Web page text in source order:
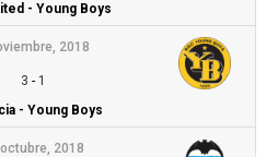
- Young Boys
2018
3 - 1
- Young Boys
2018